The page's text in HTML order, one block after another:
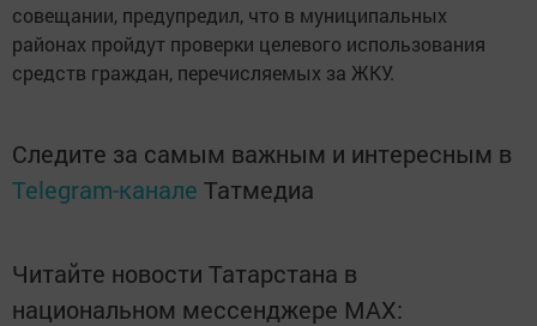
совещании, предупредил, что в муниципальных
районах пройдут проверки целевого использования
средств граждан, перечисляемых за ЖКУ.
Следите за самым важным и интересным в
Telegram-канале Татмедиа
Читайте новости Татарстана в
национальном мессенджере MАХ: